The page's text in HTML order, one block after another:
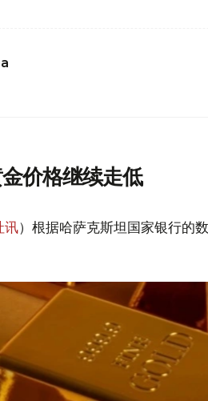
价格继续走低
讯）根据哈萨克斯坦国家银行的